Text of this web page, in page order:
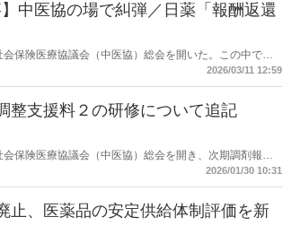
中医協の場で糾弾／日薬「報酬返還
保険医療協議会（中医協）総会を開いた。この中で日
ィングスのグループ会社であるコクミンの不祥事につい
2026/03/11 12:59
整支援料２の研修について追記
保険医療協議会（中医協）総会を開き、次期調剤報酬
した。調剤報酬に関しては、服用薬剤調整支援料２の研
2026/01/30 10:31
止、医薬品の安定供給体制評価を新